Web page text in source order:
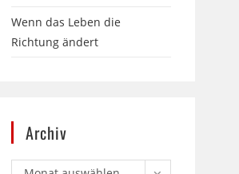
Wenn das Leben die
Richtung ändert
Archiv